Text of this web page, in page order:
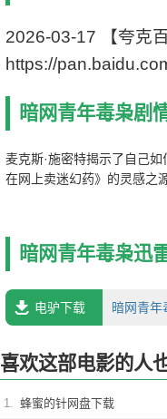
2026-03-17 【夸克
https://
暗网青年毒枭剧
麦克斯·施密特揭示了自己
在网上卖迷幻药》的灵感之源
暗网青年毒枭迅
电驴下载 暗网青年
喜欢这部电影的人
1. 蜂蜜的针网盘下载